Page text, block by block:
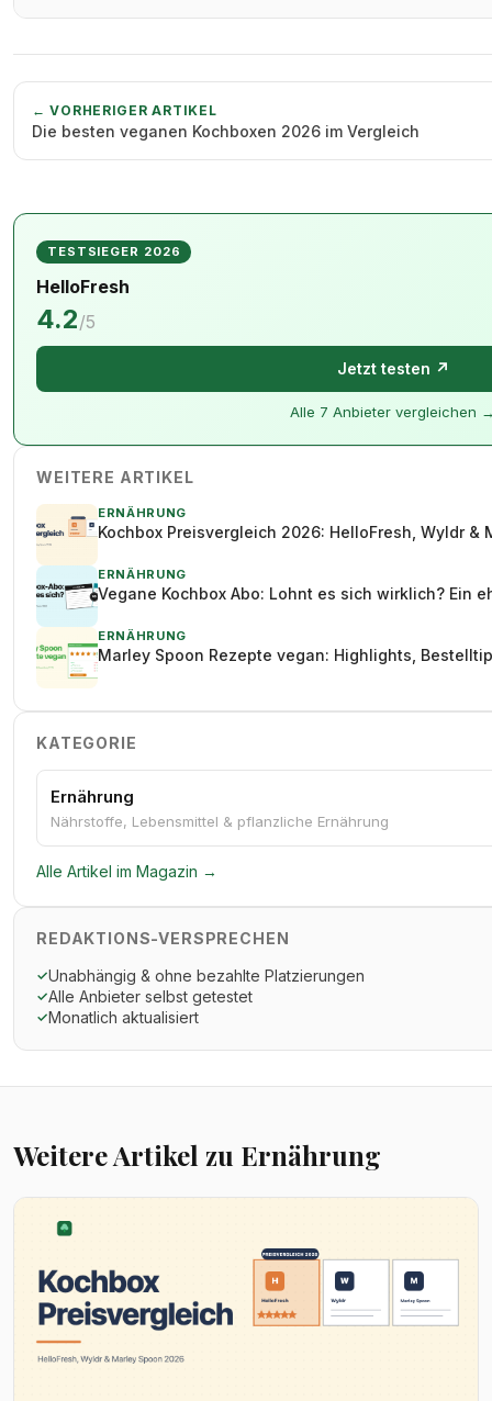
← VORHERIGER ARTIKEL
Die besten veganen Kochboxen 2026 im Vergleich
TESTSIEGER 2026
HelloFresh
4.2/5
Jetzt testen ↗
Alle 7 Anbieter vergleichen
WEITERE ARTIKEL
ERNÄHRUNG
Kochbox Preisvergleich 2026: HelloFresh, Wyldr &
ERNÄHRUNG
Vegane Kochbox Abo: Lohnt es sich wirklich? Ein
ERNÄHRUNG
Marley Spoon Rezepte vegan: Highlights,
KATEGORIE
Ernährung
Nährstoffe, Lebensmittel & pflanzliche Ernährung
Alle Artikel im Magazin →
REDAKTIONS-VERSPRECHEN
✓Unabhängig & ohne bezahlte Platzierungen
✓Alle Anbieter selbst getestet
✓Monatlich aktualisiert
Weitere Artikel zu Ernährung